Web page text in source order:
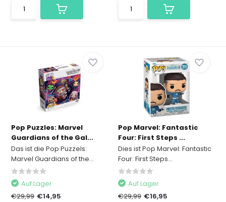
Pop Puzzles: Marvel
Guardians of the Gal...
Das ist die Pop Puzzels:
Marvel Guardians of the...
Auf Lager
€29,99 €14,95
Pop Marvel: Fantastic
Four: First Steps ...
Dies ist Pop Marvel: Fantastic
Four: First Steps...
Auf Lager
€29,99 €16,95